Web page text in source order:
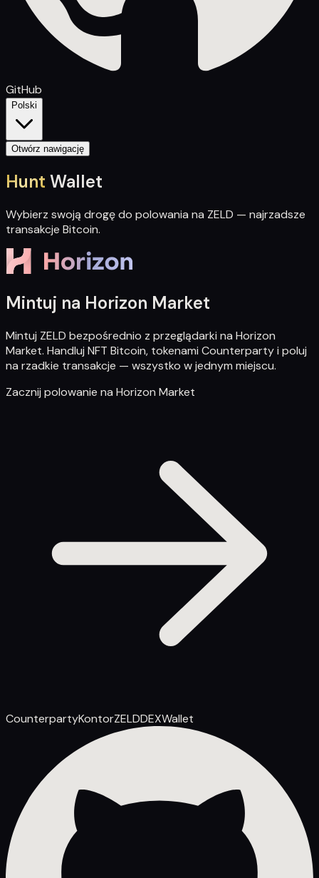
GitHub
Polski
Otwórz nawigację
Hunt Wallet
Wybierz swoją drogę do polowania na ZELD — najrzadsze
transakcje Bitcoin.
Mintuj na Horizon Market
Mintuj ZELD bezpośrednio z przeglądarki na Horizon
Market. Handluj NFT Bitcoin, tokenami Counterparty i poluj
na rzadkie transakcje — wszystko w jednym miejscu.
Zacznij polowanie na Horizon Market
CounterpartyKontorZELDDEXWallet